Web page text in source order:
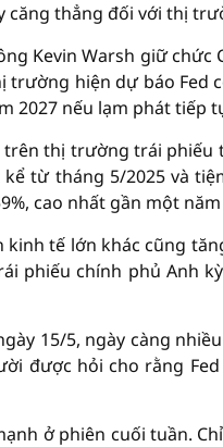
thẳng đối với thị
Kevin Warsh giữ
hiện dự báo Fed
2027 nếu lạm phát tiếp
thị trường trái phiếu
từ tháng 5/2025 và
cao nhất gần một
tế lớn khác cũng
phiếu chính phủ Anh
15/5, ngày càng
được hỏi cho rằng
ở phiên cuối tuần.